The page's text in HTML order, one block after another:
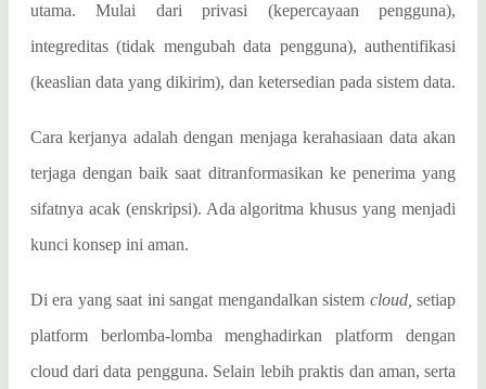
utama. Mulai dari privasi (kepercayaan pengguna),
integreditas (tidak mengubah data pengguna), authentifikasi
(keaslian data yang dikirim), dan ketersedian pada sistem data.
Cara kerjanya adalah dengan menjaga kerahasiaan data akan
terjaga dengan baik saat ditranformasikan ke penerima yang
sifatnya acak (enskripsi). Ada algoritma khusus yang menjadi
kunci konsep ini aman.
Di era yang saat ini sangat mengandalkan sistem cloud, setiap
platform berlomba-lomba menghadirkan platform dengan
cloud dari data pengguna. Selain lebih praktis dan aman, serta